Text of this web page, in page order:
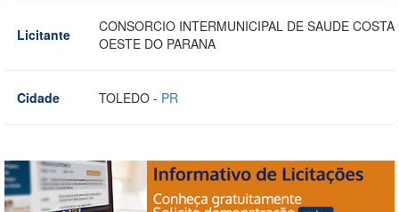
Licitante
CONSORCIO INTERMUNICIPAL DE SAUDE COSTA
OESTE DO PARANA
Cidade TOLEDO - PR